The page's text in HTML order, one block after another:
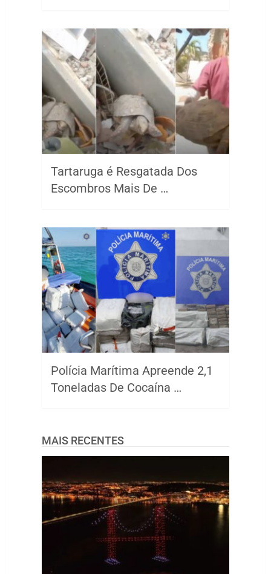
Tartaruga é Resgatada Dos
Escombros Mais De …
Polícia Marítima Apreende 2,1
Toneladas De Cocaína …
MAIS RECENTES